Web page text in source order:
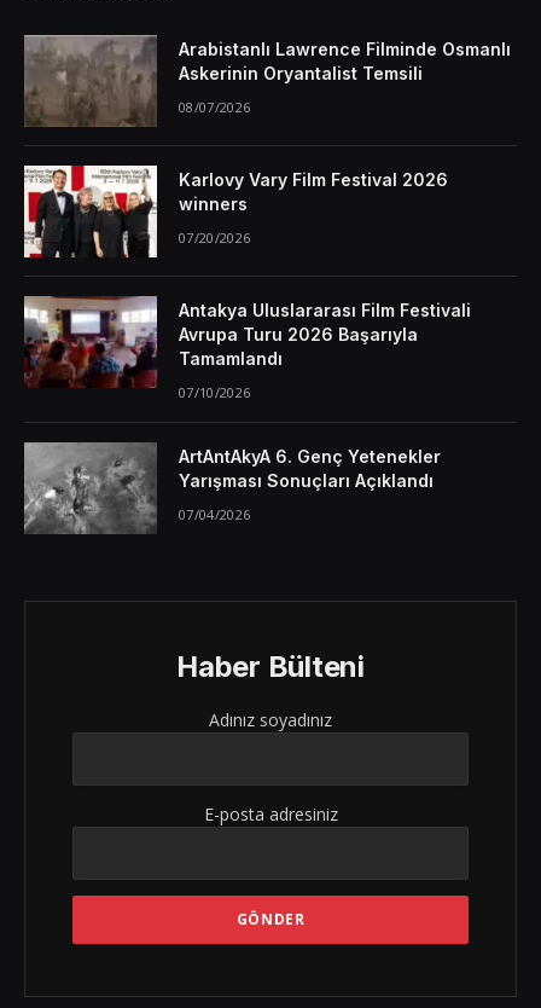
Arabistanlı Lawrence Filminde Osmanlı
Askerinin Oryantalist Temsili
08/07/2026
Karlovy Vary Film Festival 2026
winners
07/20/2026
Antakya Uluslararası Film Festivali
Avrupa Turu 2026 Başarıyla
Tamamlandı
07/10/2026
ArtAntAkyA 6. Genç Yetenekler
Yarışması Sonuçları Açıklandı
07/04/2026
Haber Bülteni
Adınız soyadınız
E-posta adresiniz